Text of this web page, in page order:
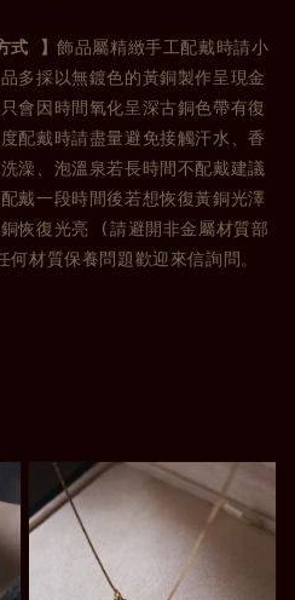
式 】飾品屬精緻手工配戴時請小
多採以無鍍色的黃銅製作呈現金
會因時間氧化呈深古銅色帶有復
配戴時請盡量避免接觸汗水、香
澡、泡溫泉若長時間不配戴建議
戴一段時間後若想恢復黃銅光澤
恢復光亮 (請避開非金屬材質部
材質保養問題歡迎來信詢問。